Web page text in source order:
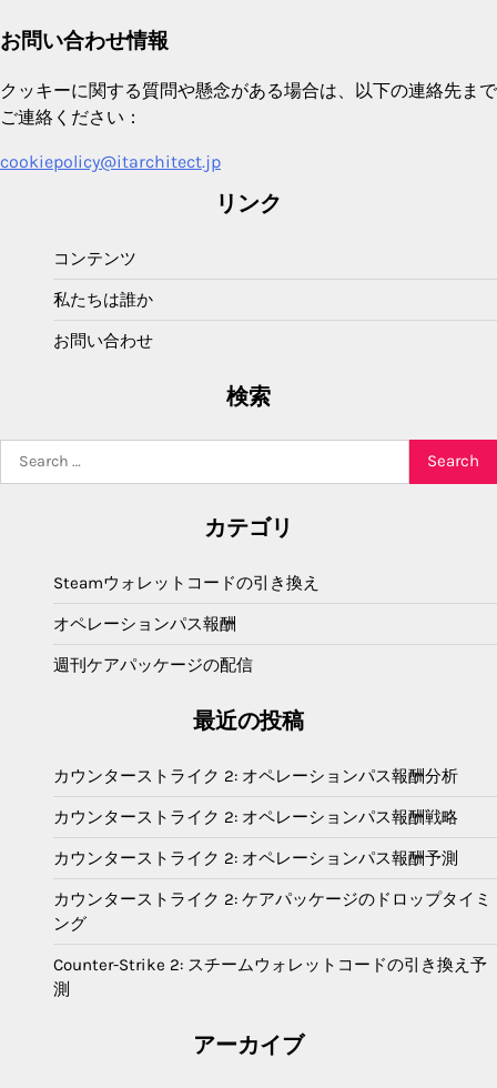
お問い合わせ情報
クッキーに関する質問や懸念がある場合は、以下の連絡先まで
ご連絡ください：
cookiepolicy@itarchitect.jp
リンク
コンテンツ
私たちは誰か
お問い合わせ
検索
カテゴリ
Steamウォレットコードの引き換え
オペレーションパス報酬
週刊ケアパッケージの配信
最近の投稿
カウンターストライク 2: オペレーションパス報酬分析
カウンターストライク 2: オペレーションパス報酬戦略
カウンターストライク 2: オペレーションパス報酬予測
カウンターストライク 2: ケアパッケージのドロップタイミ
ング
Counter-Strike 2: スチームウォレットコードの引き換え予
測
アーカイブ